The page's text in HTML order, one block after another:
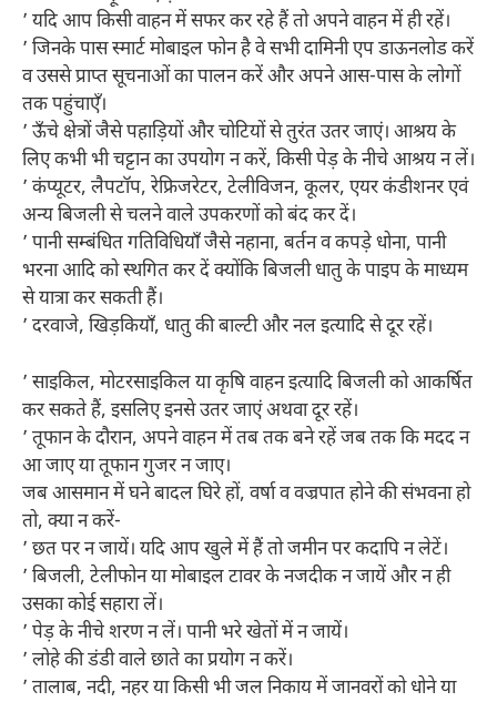
’ यदि आप किसी वाहन में सफर कर रहे हैं तो अपने वाहन में ही रहें।
’ जिनके पास स्मार्ट मोबाइल फोन है वे सभी दामिनी एप डाऊनलोड करें
व उससे प्राप्त सूचनाओं का पालन करें और अपने आस-पास के लोगों
तक पहुंचाएँ।
’ ऊँचे क्षेत्रों जैसे पहाड़ियों और चोटियों से तुरंत उतर जाएं। आश्रय के
लिए कभी भी चट्टान का उपयोग न करें, किसी पेड़ के नीचे आश्रय न लें।
’ कंप्यूटर, लैपटॉप, रेफ्रिजरेटर, टेलीविजन, कूलर, एयर कंडीशनर एवं
अन्य बिजली से चलने वाले उपकरणों को बंद कर दें।
’ पानी सम्बंधित गतिविधियाँ जैसे नहाना, बर्तन व कपड़े धोना, पानी
भरना आदि को स्थगित कर दें क्योंकि बिजली धातु के पाइप के माध्यम
से यात्रा कर सकती हैं।
’ दरवाजे, खिड़कियाँ, धातु की बाल्टी और नल इत्यादि से दूर रहें।
’ साइकिल, मोटरसाइकिल या कृषि वाहन इत्यादि बिजली को आकर्षित
कर सकते हैं, इसलिए इनसे उतर जाएं अथवा दूर रहें।
’ तूफान के दौरान, अपने वाहन में तब तक बने रहें जब तक कि मदद न
आ जाए या तूफान गुजर न जाए।
जब आसमान में घने बादल घिरे हों, वर्षा व वज्रपात होने की संभवना हो
तो, क्या न करें-
’ छत पर न जायें। यदि आप खुले में हैं तो जमीन पर कदापि न लेटें।
’ बिजली, टेलीफोन या मोबाइल टावर के नजदीक न जायें और न ही
उसका कोई सहारा लें।
’ पेड़ के नीचे शरण न लें। पानी भरे खेतों में न जायें।
’ लोहे की डंडी वाले छाते का प्रयोग न करें।
’ तालाब, नदी, नहर या किसी भी जल निकाय में जानवरों को धोने या